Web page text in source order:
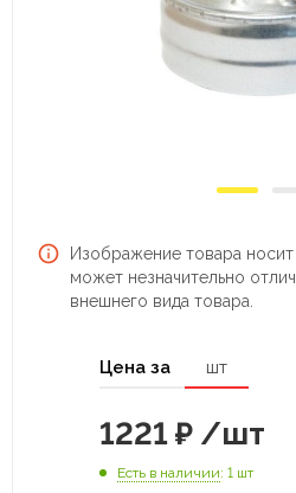
Изображение товара
может незначительно
внешнего вида товара.
Цена за шт
1221 ₽ /шт
Есть в наличии: 1 шт